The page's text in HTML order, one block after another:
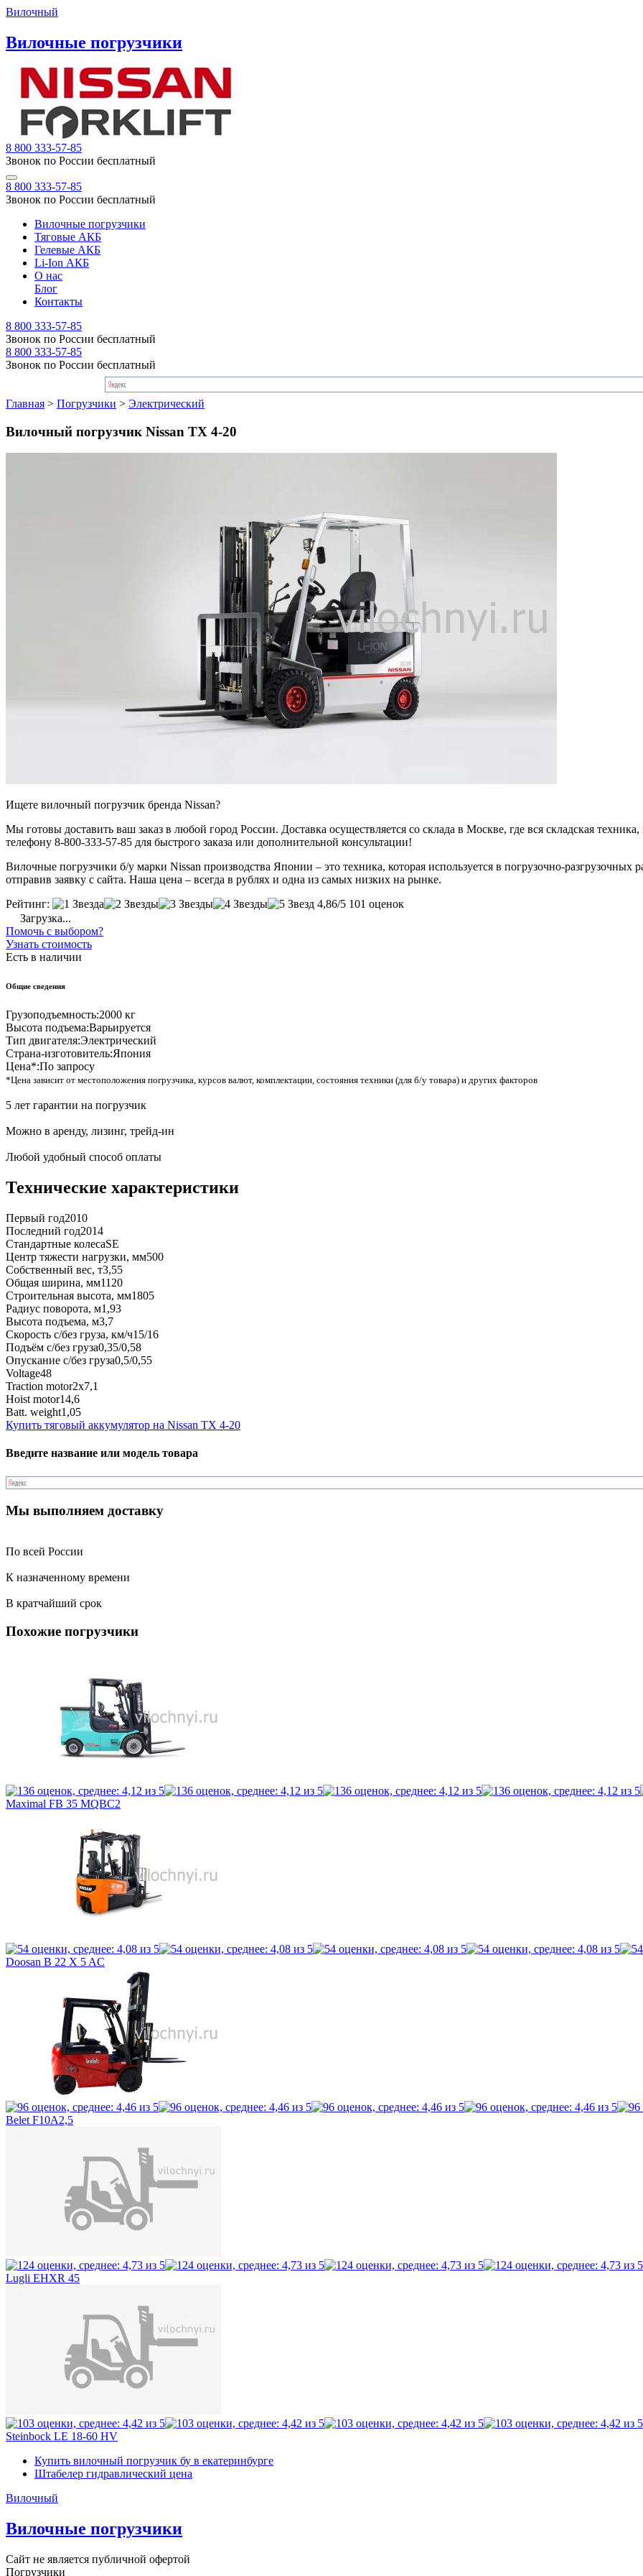
Вилочный
Вилочные погрузчики
8 800 333-57-85
Звонок по России бесплатный
8 800 333-57-85
Звонок по России бесплатный
Вилочные погрузчики
Тяговые АКБ
Гелевые АКБ
Li-Ion АКБ
О нас
Блог
Контакты
8 800 333-57-85
Звонок по России бесплатный
8 800 333-57-85
Звонок по России бесплатный
Главная > Погрузчики > Электрический
Вилочный погрузчик Nissan TX 4-20
Ищете вилочный погрузчик бренда Nissan?
Мы готовы доставить ваш заказ в любой город России. Доставка осуществляется со склада в Москве, где вся складская
телефону 8-800-333-57-85 для быстрого заказа или дополнительной консультации!
Вилочные погрузчики б/у марки Nissan производства Японии – это техника, которая используется в погрузочно-разгрузочных
отправив заявку с сайта. Наша цена – всегда в рублях и одна из самых низких на рынке.
Рейтинг:
4,86/5 101 оценок
Загрузка...
Помочь с выбором?
Узнать стоимость
Есть в наличии
Общие сведения
Грузоподъемность:2000 кг
Высота подъема:Варьируется
Тип двигателя:Электрический
Страна-изготовитель:Япония
Цена*:По запросу
*Цена зависит от местоположения погрузчика, курсов валют, комплектации, состояния техники (для б/у товара) и других факторов
5 лет гарантии на погрузчик
Можно в аренду, лизинг, трейд-ин
Любой удобный способ оплаты
Технические характеристики
Первый год2010
Последний год2014
Стандартные колесаSE
Центр тяжести нагрузки, мм500
Собственный вес, т3,55
Общая ширина, мм1120
Строительная высота, мм1805
Радиус поворота, м1,93
Высота подъема, м3,7
Скорость с/без груза, км/ч15/16
Подъём с/без груза0,35/0,58
Опускание с/без груза0,5/0,55
Voltage48
Traction motor2x7,1
Hoist motor14,6
Batt. weight1,05
Купить тяговый аккумулятор на Nissan TX 4-20
Введите название или модель товара
Мы выполняем доставку
По всей России
К назначенному времени
В кратчайший срок
Похожие погрузчики
Maximal FB 35 MQBC2
Doosan B 22 X 5 AC
Belet F10A2,5
Lugli EHXR 45
Steinbock LE 18-60 HV
Купить вилочный погрузчик бу в екатеринбурге
Штабелер гидравлический цена
Вилочный
Вилочные погрузчики
Сайт не является публичной офертой
Погрузчики